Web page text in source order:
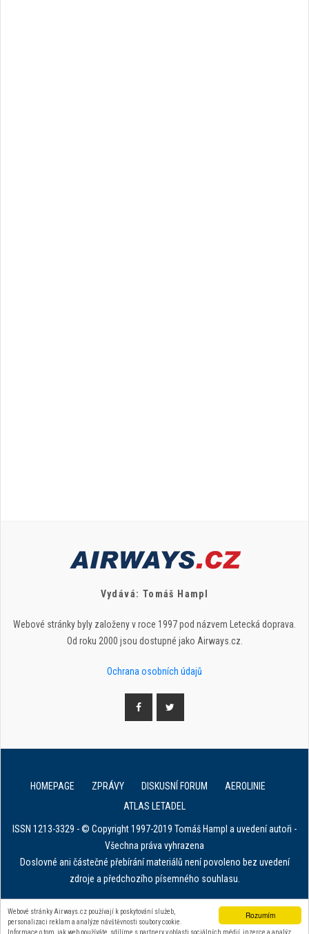
Rozumím
Webové stránky Airways.cz používají k poskytování služeb,
personalizaci reklam a analýze návštěvnosti soubory cookie.
Informace o tom, jak web používáte, sdílíme s partnery v oblasti sociálních médií, inzerce a analýz.
Vydává: Tomáš Hampl
Webové stránky byly založeny v roce 1997 pod názvem Letecká doprava.
Od roku 2000 jsou dostupné jako Airways.cz.
Ochrana osobních údajů
HOMEPAGE ZPRÁVY DISKUSNÍ FORUM
AEROLINIE
ATLAS LETADEL
ISSN 1213-3329 - © Copyright 1997-2019 Tomáš Hampl a uvedení autoři -
Všechna práva vyhrazena
Doslovné ani částečné přebírání materiálů není povoleno bez uvedení
zdroje a předchozího písemného souhlasu.
E. in ART for african IVF clinics
Zařízení na stahování dat z tachografu